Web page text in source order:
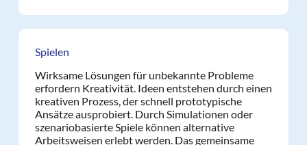
Spielen
Wirksame Lösungen für unbekannte Probleme
erfordern Kreativität. Ideen entstehen durch einen
kreativen Prozess, der schnell prototypische
Ansätze ausprobiert. Durch Simulationen oder
szenariobasierte Spiele können alternative
Arbeitsweisen erlebt werden. Das gemeinsame